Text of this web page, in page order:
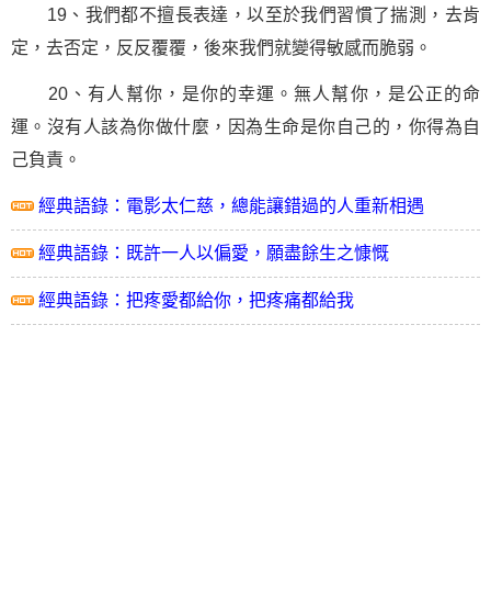
19、我們都不擅長表達，以至於我們習慣了揣測，去肯
定，去否定，反反覆覆，後來我們就變得敏感而脆弱。
20、有人幫你，是你的幸運。無人幫你，是公正的命
運。沒有人該為你做什麼，因為生命是你自己的，你得為自
己負責。
經典語錄：電影太仁慈，總能讓錯過的人重新相遇
經典語錄：既許一人以偏愛，願盡餘生之慷慨
經典語錄：把疼愛都給你，把疼痛都給我